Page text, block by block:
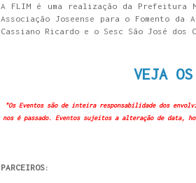
A FLIM é uma realização da Prefeitura
Associação Joseense para o Fomento
Cassiano Ricardo e o Sesc São José dos
VEJA
"Os Eventos são de inteira responsabilidade dos
nos é passado. Eventos sujeitos a alteração de data,
PARCEIROS: